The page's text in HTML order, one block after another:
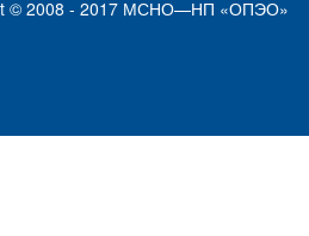
© 2008 - 2017 МСНО—НП «ОПЭО»